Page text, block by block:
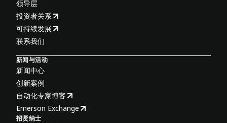
领导层
投资者关系
可持续发展
联系我们
新闻与活动
新闻中心
创新案例
自动化专家博客
Emerson Exchange
招贤纳士